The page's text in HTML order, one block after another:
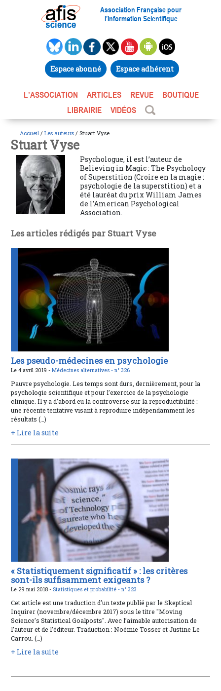
Association Française pour
l’Information Scientifique
Espace abonné Espace adhérent
L’ASSOCIATION ARTICLES REVUE
BOUTIQUE
LIBRAIRIE
VIDÉOS
Accueil / Les auteurs / Stuart Vyse
Stuart Vyse
Psychologue, il est l’auteur de
Believing in Magic : The Psychology
of Superstition (Croire en la magie :
psychologie de la superstition) et a
été lauréat du prix William James
de l’American Psychological
Association.
Les articles rédigés par Stuart Vyse
Les pseudo-médecines en psychologie
Le 4 avril 2019 -Médecines alternatives -n° 326
Pauvre psychologie. Les temps sont durs, dernièrement, pour la
psychologie scientifique et pour l’exercice de la psychologie
clinique. Il y a d’abord eu la controverse sur la reproductibilité :
une récente tentative visant à reproduire indépendamment les
résultats (…)
+ Lire la suite
« Statistiquement significatif » : les critères
sont-ils suffisamment exigeants ?
Le 29 mai 2018 - Statistiques et probabilité -n° 323
Cet article est une traduction d’un texte publié par le Skeptical
Inquirer (novembre/décembre 2017) sous le titre "Moving
Science’s Statistical Goalposts". Avec l’aimable autorisation de
l’auteur et de l’éditeur. Traduction : Noémie Tosser et Justine Le
Carrou. (…)
+ Lire la suite